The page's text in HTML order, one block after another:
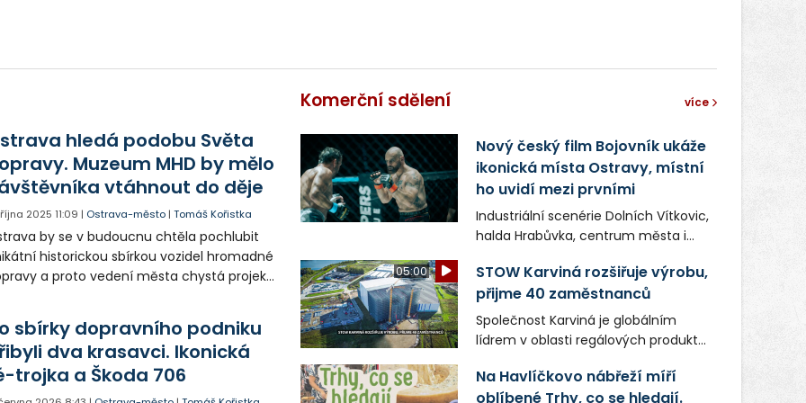
hledá podobu Světa
Muzeum MHD by mělo
vtáhnout do děje
října 2025 11:09 | Ostrava-město |Tomáš Kořistka
by se v budoucnu chtěla pochlubit
historickou sbírkou vozidel hromadné
a proto vedení města chystá projekt
svými návrhy hlásit studia, kreativci či
designéři.
sbírky dopravního podniku
dva krasavci. Ikonická
trojka a Škoda 706
Komerční sdělení více
Nový český film Bojovník ukáže
ikonická místa Ostravy, místní
ho uvidí mezi prvními
Industriální scenérie Dolních Vítkovic,
halda Hrabůvka, centrum města i
v novém filmu Bojovník, který vstoupí
do kin už 13. srpna. Režiséři Vojtěch
Frič a Tomáš Dianiška si
moravskoslezskou metropoli
nevybrali náhodou – její syrová
atmosféra se stala přirozenou
součástí příběhu bývalého
05:00
STOW Karviná rozšiřuje výrobu,
přijme 40 zaměstnanců
Společnost Karviná je globálním
lídrem v oblasti regálových produktů
zaměstnavatelem na Karvinsku a
firmou s obrovským potenciálem.
Na Havlíčkovo nábřeží míří
oblíbené Trhy, co se hledají.